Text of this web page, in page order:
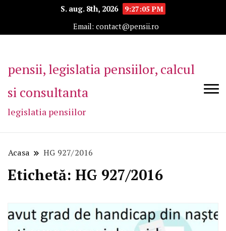
S. aug. 8th, 2026
9:27:05 PM
Email: contact@pensii.ro
pensii, legislatia pensiilor, calcul
si consultanta
legislatia pensiilor
Acasa HG 927/2016
Etichetă: HG 927/2016